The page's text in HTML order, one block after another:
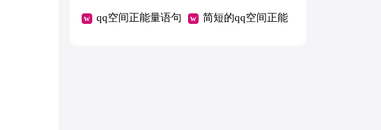
句）
句（通用140句） 语句锦集89句
qq空间正能量语句 简短的qq空间正能